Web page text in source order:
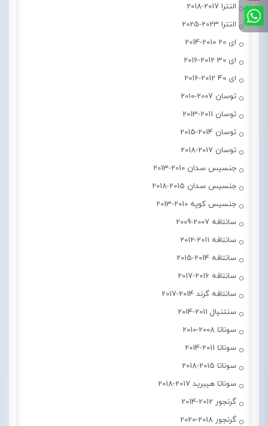
النترا 2017-2018
النترا 2023-2025
ای 20 2010-2014
ای 30 2012-2016
ای 40 2012-2016
توسان 2007-2010
توسان 2011-2013
توسان 2014-2015
توسان 2017-2018
جنسیس سدان 2010-2013
جنسیس سدان 2015-2018
جنسیس کوپه 2010-2013
سانتافه 2007-2009
سانتافه 2011-2012
سانتافه 2014-2015
سانتافه 2016-2017
سانتافه گرند 2014-2017
سنتنیال 2011-2014
سوناتا 2008-2010
سوناتا 2011-2014
سوناتا 2015-2018
سوناتا هیبرید 2017-2018
گرنجور 2012-2014
گرنجور 2018-2020